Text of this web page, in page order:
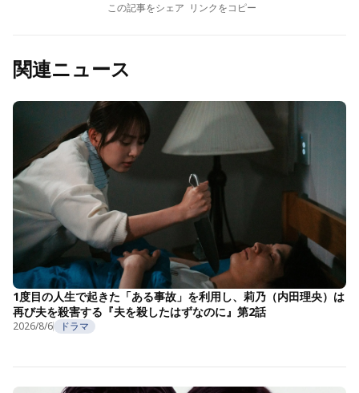
この記事をシェア リンクをコピー
関連ニュース
1度目の人生で起きた「ある事故」を利用し、莉乃（内田理央）は
再び夫を殺害する『夫を殺したはずなのに』第2話
2026/8/6 ドラマ